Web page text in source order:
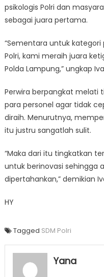
psikologis Polri dan
sebagai juara pertama.
“Sementara untuk
Polri, kami meraih juara
Polda Lampung,” ungkap
Perwira berpangkat melati
para personel agar tidak
diraih. Menurutnya,
itu justru sangatlah sulit.
“Maka dari itu tingkatkan
untuk berinovasi sehingga
dipertahankan,” demikian
HY
Tagged SDM Polri
Yana